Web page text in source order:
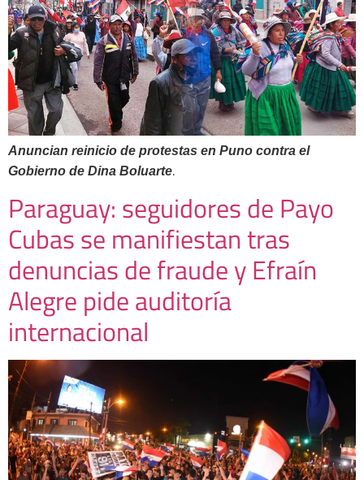
Anuncian reinicio de protestas en Puno contra el
Gobierno de Dina Boluarte.
Paraguay: seguidores de Payo
Cubas se manifiestan tras
denuncias de fraude y Efraín
Alegre pide auditoría
internacional